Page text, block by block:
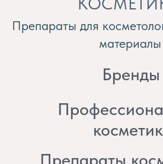
8 (982) 297 07 97
Профессиональная
Препараты косметолога
Доставка